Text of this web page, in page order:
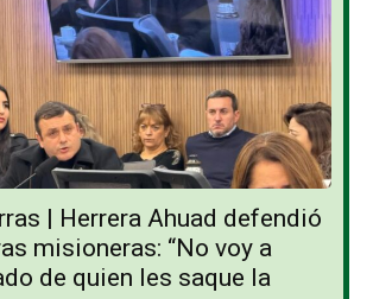
| Herrera Ahuad defendió
misioneras: “No voy a
de quien les saque la